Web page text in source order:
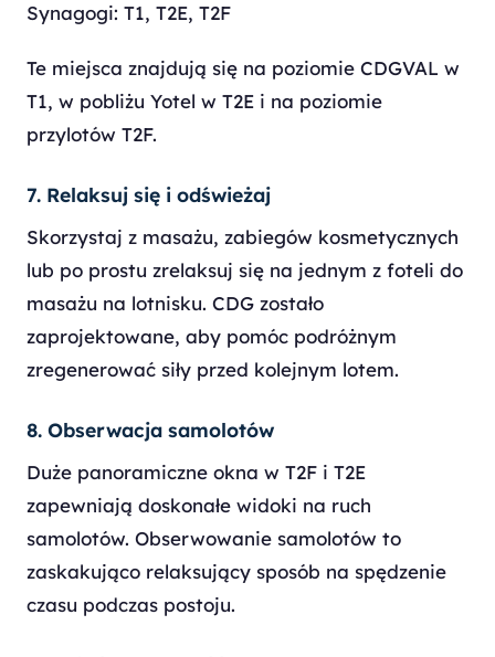
Synagogi: T1, T2E, T2F
Te miejsca znajdują się na poziomie CDGVAL w
T1, w pobliżu Yotel w T2E i na poziomie
przylotów T2F.
7. Relaksuj się i odświeżaj
Skorzystaj z masażu, zabiegów kosmetycznych
lub po prostu zrelaksuj się na jednym z foteli do
masażu na lotnisku. CDG zostało
zaprojektowane, aby pomóc podróżnym
zregenerować siły przed kolejnym lotem.
8. Obserwacja samolotów
Duże panoramiczne okna w T2F i T2E
zapewniają doskonałe widoki na ruch
samolotów. Obserwowanie samolotów to
zaskakująco relaksujący sposób na spędzenie
czasu podczas postoju.